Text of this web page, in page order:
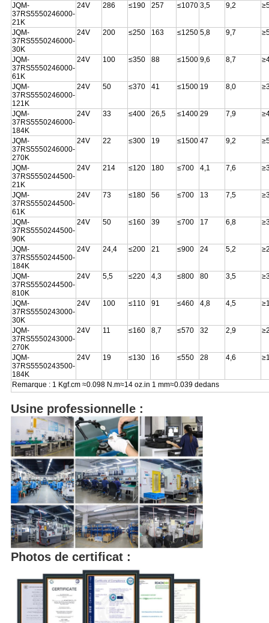
JQM-
37RS5550246000-
21K
24V 286 ≤190 257 ≤1070 3,5 9,2
JQM-
37RS5550246000-
30K
24V 200 ≤250 163 ≤1250 5,8 9,7
JQM-
37RS5550246000-
61K
24V 100 ≤350 88 ≤1500 9,6 8,7
JQM-
37RS5550246000-
121K
24V 50 ≤370 41 ≤1500 19 8,0
JQM-
37RS5550246000-
184K
24V 33 ≤400 26,5 ≤1400 29 7,9
JQM-
37RS5550246000-
270K
24V 22 ≤300 19 ≤1500 47 9,2
JQM-
37RS5550244500-
21K
24V 214 ≤120 180 ≤700 4,1 7,6
JQM-
37RS5550244500-
61K
24V 73 ≤180 56 ≤700 13 7,5
JQM-
37RS5550244500-
90K
24V 50 ≤160 39 ≤700 17 6,8
JQM-
37RS5550244500-
184K
24V 24,4 ≤200 21 ≤900 24 5,2
JQM-
37RS5550244500-
810K
24V 5,5 ≤220 4,3 ≤800 80 3,5
JQM-
37RS5550243000-
30K
24V 100 ≤110 91 ≤460 4,8 4,5
JQM-
37RS5550243000-
270K
24V 11 ≤160 8,7 ≤570 32 2,9
JQM-
37RS5550243500-
184K
24V 19 ≤130 16 ≤550 28 4,6
Remarque : 1 Kgf.cm ≈0.098 N.m≈14 oz.in 1 mm≈0.039 dedans
Usine professionnelle :
Photos de certificat :